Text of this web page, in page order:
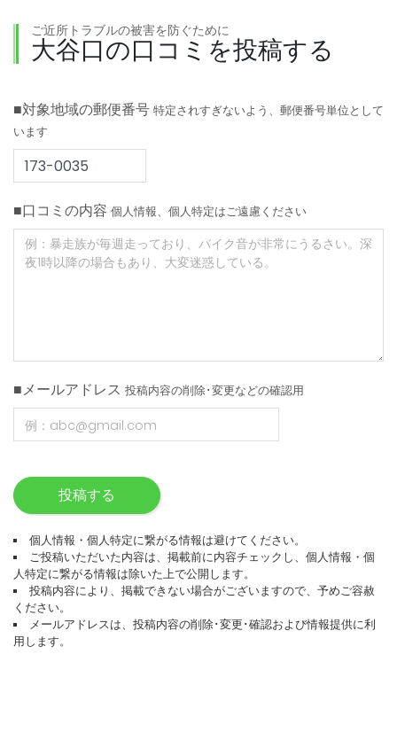
ご近所トラブルの被害を防ぐために
大谷口の口コミを投稿する
■対象地域の郵便番号 特定されすぎないよう、郵便番号単位として
います
■口コミの内容 個人情報、個人特定はご遠慮ください
■メールアドレス 投稿内容の削除･変更などの確認用
投稿する
個人情報・個人特定に繋がる情報は避けてください。
ご投稿いただいた内容は、掲載前に内容チェックし、個人情報・個
人特定に繋がる情報は除いた上で公開します。
投稿内容により、掲載できない場合がございますので、予めご容赦
ください。
メールアドレスは、投稿内容の削除･変更･確認および情報提供に利
用します。